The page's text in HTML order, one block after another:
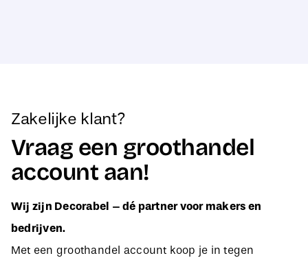
Vraag een groothandel
account aan!
Wij zijn Decorabel – dé partner voor makers en
bedrijven.
Met een groothandel account koop je in tegen
zakelijke inkoopprijzen. Na activatie zie je in de